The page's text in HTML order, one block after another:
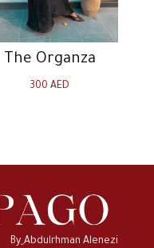
The Organza
300AED
By ِAbdulrhman Alenezi